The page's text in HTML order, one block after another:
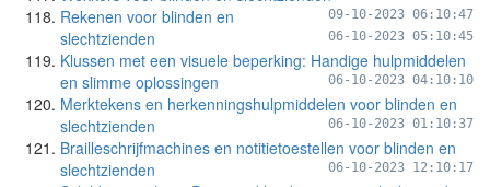
09-10-2023 06:10:47
Rekenen voor blinden en
slechtzienden
06-10-2023 05:10:45
Klussen met een visuele beperking: Handige hulpmiddelen
en slimme oplossingen
06-10-2023 04:10:10
Merktekens en herkenningshulpmiddelen voor blinden en
slechtzienden
06-10-2023 01:10:37
Brailleschrijfmachines en notitietoestellen voor blinden en
slechtzienden
06-10-2023 12:10:17